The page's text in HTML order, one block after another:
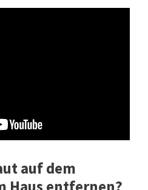
auf dem
Haus entfernen?